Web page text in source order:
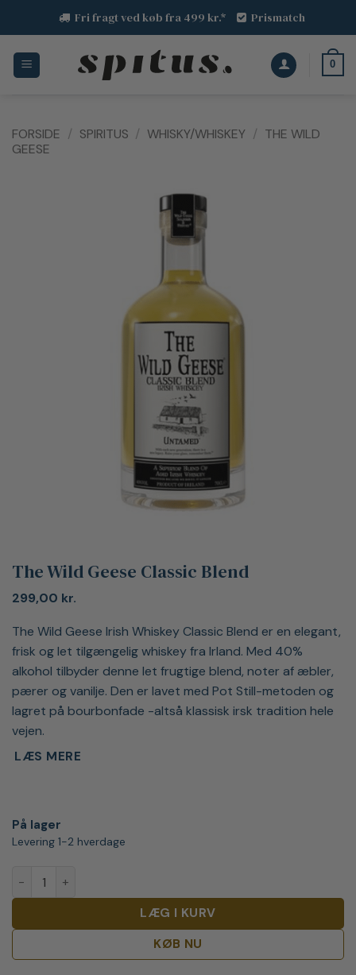
indhold
Fri fragt ved køb fra 499 kr.* Prismatch
0
FORSIDE / SPIRITUS / WHISKY/WHISKEY / THE WILD
GEESE
The Wild Geese Classic Blend
299,00 kr.
The Wild Geese Irish Whiskey Classic Blend er en elegant,
frisk og let tilgængelig whiskey fra Irland. Med 40%
alkohol tilbyder denne let frugtige blend, noter af æbler,
pærer og vanilje. Den er lavet med Pot Still-metoden og
lagret på bourbonfade -altså klassisk irsk tradition hele
vejen.
LÆS MERE
På lager
Levering 1-2 hverdage
LÆG I KURV
KØB NU